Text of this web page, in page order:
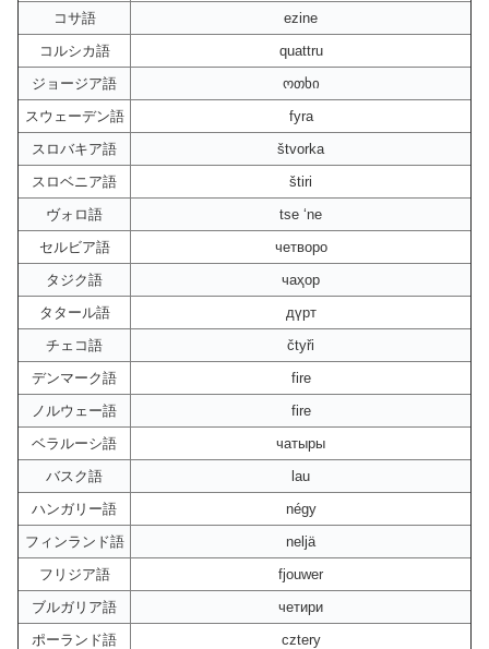
コサ語
ezine
コルシカ語
quattru
ジョージア語
ოთხი
スウェーデン語
fyra
スロバキア語
štvorka
スロベニア語
štiri
ヴォロ語
tse ‘ne
セルビア語
четворо
タジク語
чаҳор
タタール語
дүрт
チェコ語
čtyři
デンマーク語
fire
ノルウェー語
fire
ベラルーシ語
чатыры
バスク語
lau
ハンガリー語
négy
フィンランド語
neljä
フリジア語
fjouwer
ブルガリア語
четири
ポーランド語
cztery